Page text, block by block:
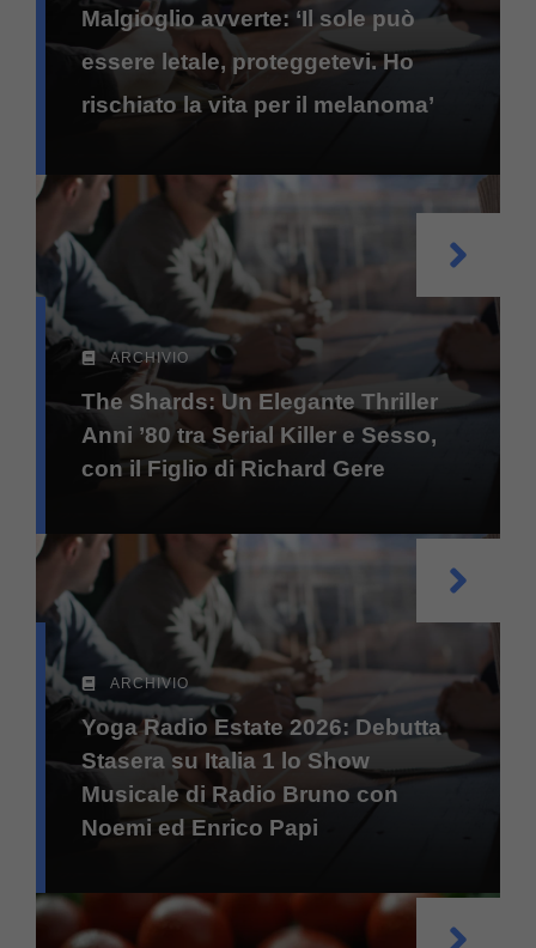
Malgioglio avverte: ‘Il sole può
essere letale, proteggetevi. Ho
rischiato la vita per il melanoma’
ARCHIVIO
The Shards: Un Elegante Thriller
Anni ’80 tra Serial Killer e Sesso,
con il Figlio di Richard Gere
ARCHIVIO
Yoga Radio Estate 2026: Debutta
Stasera su Italia 1 lo Show
Musicale di Radio Bruno con
Noemi ed Enrico Papi